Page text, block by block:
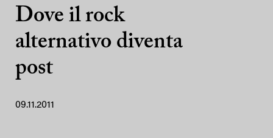
Dove il rock
alternativo diventa
post
09.11.2011